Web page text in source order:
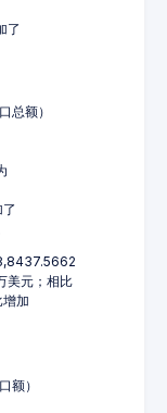
了
总额）
美元；相比
加
额）